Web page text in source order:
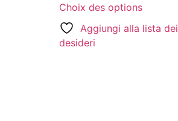
Choix des options
Aggiungi alla lista dei
desideri